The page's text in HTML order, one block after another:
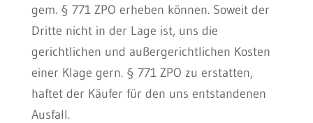
gem. § 771 ZPO erheben können. Soweit der
Dritte nicht in der Lage ist, uns die
gerichtlichen und außergerichtlichen Kosten
einer Klage gern. § 771 ZPO zu erstatten,
haftet der Käufer für den uns entstandenen
Ausfall.